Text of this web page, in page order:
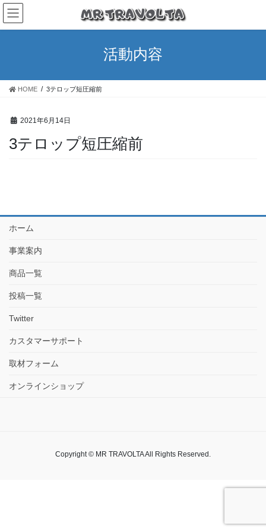
活動内容
HOME 3テロップ短圧縮前
2021年6月14日
3テロップ短圧縮前
ホーム
事業案内
商品一覧
投稿一覧
Twitter
カスタマーサポート
取材フォーム
オンラインショップ
Copyright © MR TRAVOLTA All Rights Reserved.